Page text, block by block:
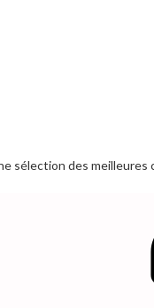
sélection des